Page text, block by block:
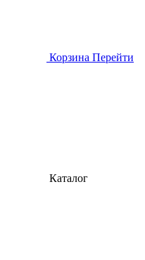
Корзина Перейти
Каталог